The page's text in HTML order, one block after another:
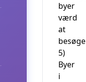
byer
værd
at
besøge
5)
Byer
i